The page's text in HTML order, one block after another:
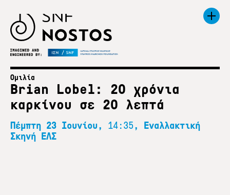
Ομιλία
Brian Lobel: 20 χρόνια
καρκίνου σε 20 λεπτά
Πέμπτη 23 Ιουνίου, 14:35, Εναλλακτική
Σκηνή ΕΛΣ